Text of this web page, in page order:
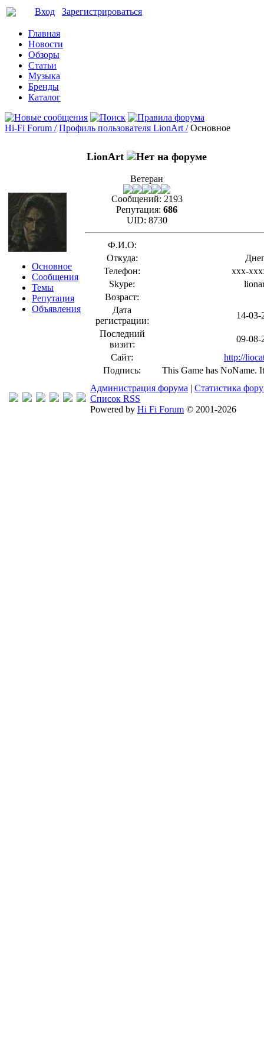
Вход Зарегистрироваться
Главная
Новости
Обзоры
Статьи
Музыка
Бренды
Каталог
Hi-Fi Forum / Профиль пользователя LionArt / Основное
Основное
Сообщения
Темы
Репутация
Объявления
LionArt
Ветеран
Сообщений: 2193
Репутация: 686
UID: 8730
Ф.И.О:
Откуда:
Телефон:
xxx-
Skype:
Возраст:
Дата
регистрации:
14-03-
Последний
визит:
09-08-
Сайт:
http://
Подпись:
This Game has NoName.
Администрация форума | Статистика
Список RSS
Powered by Hi Fi Forum © 2001-2026